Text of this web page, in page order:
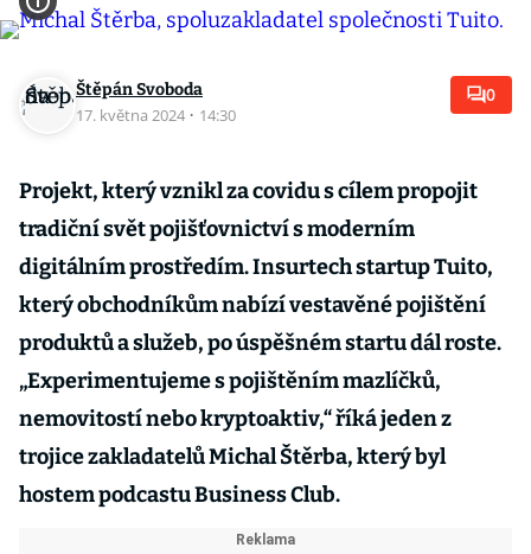
Štěpán Svoboda
17. května 2024 · 14:30
0
Projekt, který vznikl za covidu s cílem propojit
tradiční svět pojišťovnictví s moderním
digitálním prostředím. Insurtech startup Tuito,
který obchodníkům nabízí vestavěné pojištění
produktů a služeb, po úspěšném startu dál roste.
„Experimentujeme s pojištěním mazlíčků,
nemovitostí nebo kryptoaktiv,“ říká jeden z
trojice zakladatelů Michal Štěrba, který byl
hostem podcastu Business Club.